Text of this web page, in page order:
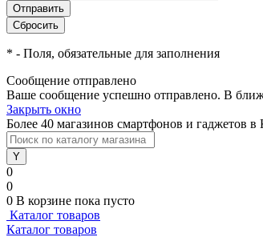
* - Поля, обязательные для заполнения
Сообщение отправлено
Ваше сообщение успешно отправлено. В
Закрыть окно
Более 40 магазинов смартфонов и гаджетов в
0
0
0 В корзине пока пусто
Каталог товаров
Каталог товаров